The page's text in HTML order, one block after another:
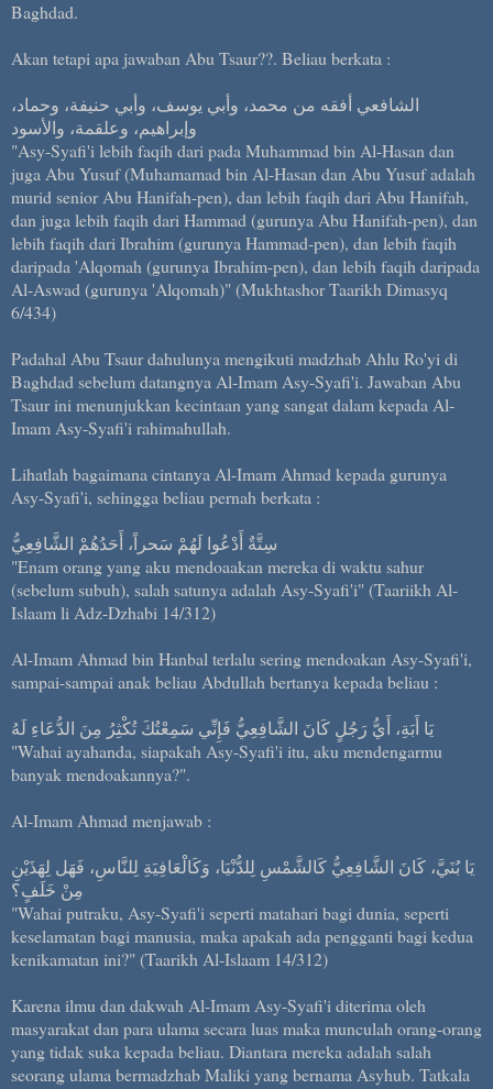
Baghdad.
Akan tetapi apa jawaban Abu Tsaur??. Beliau berkata :
الشافعي أفقه من محمد، وأبي يوسف، وأبي حنيفة، وحماد،
وإبراهيم، وعلقمة، والأسود
"Asy-Syafi'i lebih faqih dari pada Muhammad bin Al-Hasan dan
juga Abu Yusuf (Muhamamad bin Al-Hasan dan Abu Yusuf adalah
murid senior Abu Hanifah-pen), dan lebih faqih dari Abu Hanifah,
dan juga lebih faqih dari Hammad (gurunya Abu Hanifah-pen), dan
lebih faqih dari Ibrahim (gurunya Hammad-pen), dan lebih faqih
daripada 'Alqomah (gurunya Ibrahim-pen), dan lebih faqih daripada
Al-Aswad (gurunya 'Alqomah)" (Mukhtashor Taarikh Dimasyq
6/434)
Padahal Abu Tsaur dahulunya mengikuti madzhab Ahlu Ro'yi di
Baghdad sebelum datangnya Al-Imam Asy-Syafi'i. Jawaban Abu
Tsaur ini menunjukkan kecintaan yang sangat dalam kepada Al-
Imam Asy-Syafi'i rahimahullah.
Lihatlah bagaimana cintanya Al-Imam Ahmad kepada gurunya
Asy-Syafi'i, sehingga beliau pernah berkata :
سِتَّةٌ أَدْعُوا لَهُمْ سَحراً، أَحَدُهُمْ الشَّافِعِيُّ
"Enam orang yang aku mendoaakan mereka di waktu sahur
(sebelum subuh), salah satunya adalah Asy-Syafi'i" (Taariikh Al-
Islaam li Adz-Dzhabi 14/312)
Al-Imam Ahmad bin Hanbal terlalu sering mendoakan Asy-Syafi'i,
sampai-sampai anak beliau Abdullah bertanya kepada beliau :
يَا أَبَةِ، أَيُّ رَجُلٍ كَانَ الشَّافِعِيُّ فَإِنِّي سَمِعْتُكَ تُكْثِرُ مِنَ الدُّعَاءِ لَهُ
"Wahai ayahanda, siapakah Asy-Syafi'i itu, aku mendengarmu
banyak mendoakannya?".
Al-Imam Ahmad menjawab :
يَا بُنَيَّ، كَانَ الشَّافِعِيُّ كَالشَّمْسِ لِلدُّنْيَا، وَكَالْعَافِيَةِ لِلنَّاسِ، فَهَل لِهَذَيْنِ
مِنْ خَلَفٍ؟
"Wahai putraku, Asy-Syafi'i seperti matahari bagi dunia, seperti
keselamatan bagi manusia, maka apakah ada pengganti bagi kedua
kenikamatan ini?" (Taarikh Al-Islaam 14/312)
Karena ilmu dan dakwah Al-Imam Asy-Syafi'i diterima oleh
masyarakat dan para ulama secara luas maka munculah orang-orang
yang tidak suka kepada beliau. Diantara mereka adalah salah
seorang ulama bermadzhab Maliki yang bernama Asyhub. Tatkala